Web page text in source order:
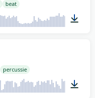
beat
percussie